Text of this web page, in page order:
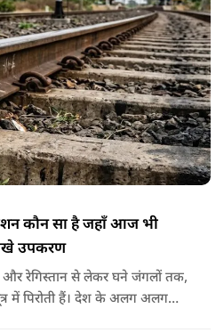
कौन सा है जहाँ आज भी
उपकरण
और रेगिस्तान से लेकर घने जंगलों तक,
में पिरोती हैं। देश के अलग अलग